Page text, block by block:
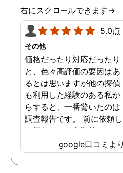
右にスクロールできます→
5.0点
その他
価格だったり対応だったり
と、色々高評価の要因はあ
るとは思いますが他の探偵
も利用した経験のある私か
らすると、一番驚いたのは
調査報告です。 前に依頼し
た探偵では、定期的にまと
めて報告がくる為なかなか
実際の現状を把握するのが
難しかったですが、ここは
google口コミより